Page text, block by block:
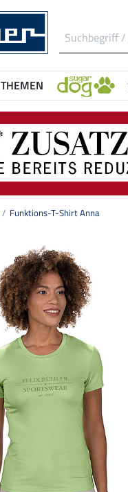
THEMEN
Funktions-T-Shirt Anna